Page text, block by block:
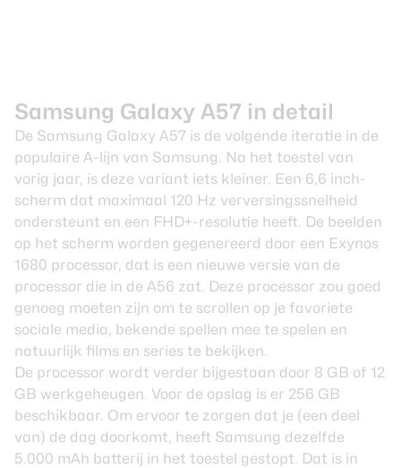
Samsung Galaxy A57 in detail
De Samsung Galaxy A57 is de volgende iteratie in de
populaire A-lijn van Samsung. Na het toestel van
vorig jaar, is deze variant iets kleiner. Een 6,6 inch-
scherm dat maximaal 120 Hz verversingssnelheid
ondersteunt en een FHD+-resolutie heeft. De beelden
op het scherm worden gegenereerd door een Exynos
1680 processor, dat is een nieuwe versie van de
processor die in de A56 zat. Deze processor zou goed
genoeg moeten zijn om te scrollen op je favoriete
sociale media, bekende spellen mee te spelen en
natuurlijk films en series te bekijken.
De processor wordt verder bijgestaan door 8 GB of 12
GB werkgeheugen. Voor de opslag is er 256 GB
beschikbaar. Om ervoor te zorgen dat je (een deel
van) de dag doorkomt, heeft Samsung dezelfde
5.000 mAh batterij in het toestel gestopt. Dat is in